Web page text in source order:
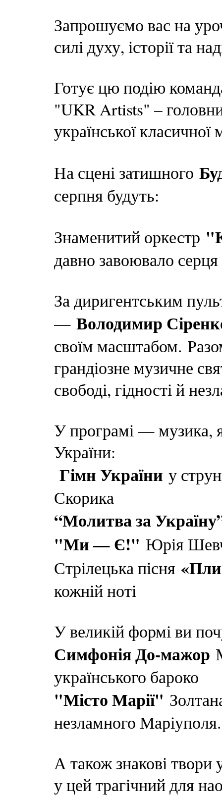
Запрошуємо вас на
силі духу, історії та
Готує цю подію
"UKR Artists" –
української
На сцені затишного
серпня будуть:
Знаменитий оркестр
давно завоювало серця
За диригентським
— Володимир
своїм масштабом.
грандіозне музичне
свободі, гідності й
У програмі — музика,
України:
Гімн України у
Скорика
“Молитва за
"Ми — Є!" Юрія
Стрілецька пісня
кожній ноті
У великій формі ви
Симфонія До-мажор
українського бароко
"Місто Марії"
незламного Маріуполя.
А також знакові твори
у цей трагічний для